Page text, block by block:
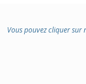
Vous pouvez cliquer